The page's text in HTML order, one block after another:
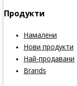
Продукти
Намалени
Нови продукти
Най-продавани
Brands